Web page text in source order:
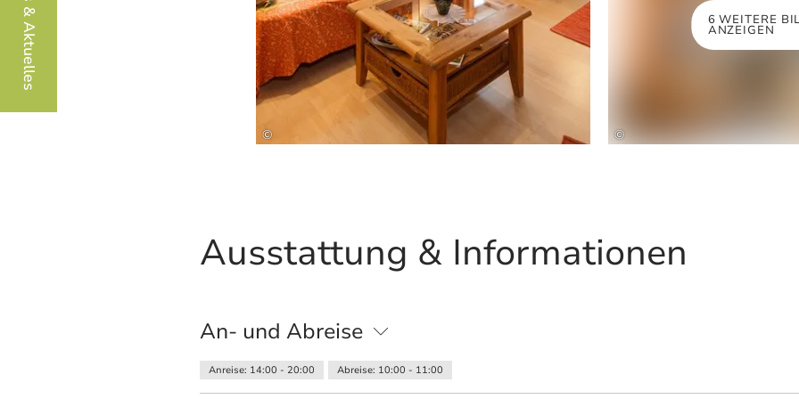
Infos & Aktuelles 6 WEITERE
ANZEIGEN
© ©
Ausstattung & Informationen
An- und Abreise
Anreise: 14:00 - 20:00 Abreise: 10:00 - 11:00